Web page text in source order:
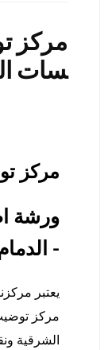
مركز
سات
مركز
ورشة
-
يعتبر
مركز
الشرقية